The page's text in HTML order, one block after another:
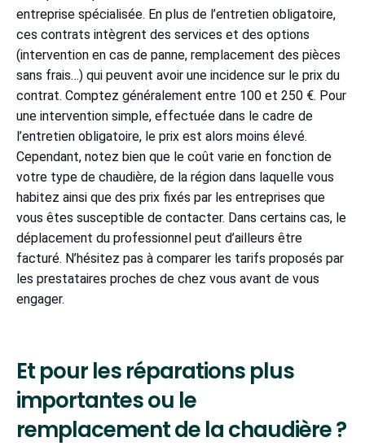
entreprise spécialisée. En plus de l’entretien obligatoire,
ces contrats intègrent des services et des options
(intervention en cas de panne, remplacement des pièces
sans frais…) qui peuvent avoir une incidence sur le prix du
contrat. Comptez généralement entre 100 et 250 €. Pour
une intervention simple, effectuée dans le cadre de
l’entretien obligatoire, le prix est alors moins élevé.
Cependant, notez bien que le coût varie en fonction de
votre type de chaudière, de la région dans laquelle vous
habitez ainsi que des prix fixés par les entreprises que
vous êtes susceptible de contacter. Dans certains cas, le
déplacement du professionnel peut d’ailleurs être
facturé. N’hésitez pas à comparer les tarifs proposés par
les prestataires proches de chez vous avant de vous
engager.
Et pour les réparations plus
importantes ou le
remplacement de la chaudière ?